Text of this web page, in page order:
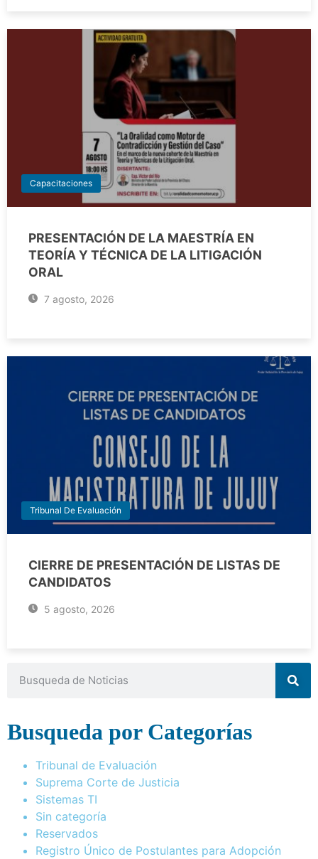
Capacitaciones
PRESENTACIÓN DE LA MAESTRÍA EN
TEORÍA Y TÉCNICA DE LA LITIGACIÓN
ORAL
7 agosto, 2026
Tribunal De Evaluación
CIERRE DE PRESENTACIÓN DE LISTAS DE
CANDIDATOS
5 agosto, 2026
Busqueda por Categorías
Tribunal de Evaluación
Suprema Corte de Justicia
Sistemas TI
Sin categoría
Reservados
Registro Único de Postulantes para Adopción